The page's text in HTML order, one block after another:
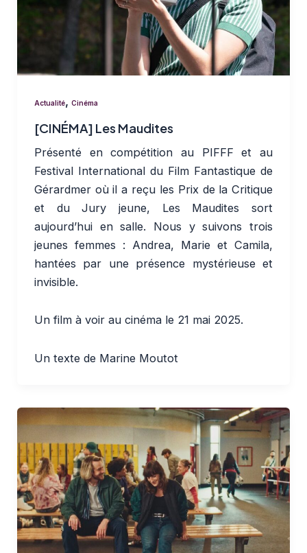
Actualité, Cinéma
[CINÉMA] Les Maudites
Présenté en compétition au PIFFF et au
Festival International du Film Fantastique de
Gérardmer où il a reçu les Prix de la Critique
et du Jury jeune, Les Maudites sort
aujourd’hui en salle. Nous y suivons trois
jeunes femmes : Andrea, Marie et Camila,
hantées par une présence mystérieuse et
invisible.
Un film à voir au cinéma le 21 mai 2025.
Un texte de Marine Moutot